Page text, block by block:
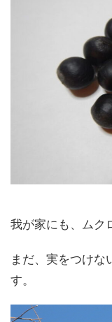
我が家にも、ムク
まだ、実をつけな
す。